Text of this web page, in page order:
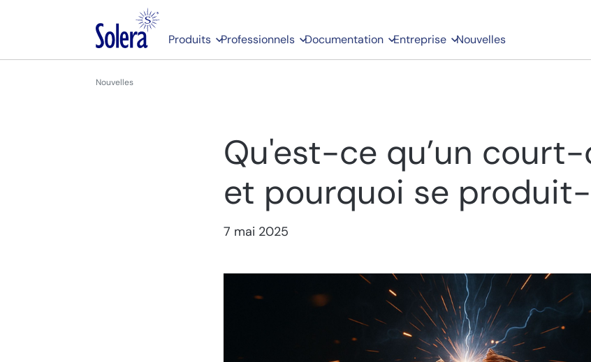
Produits Professionnels Documentation Entreprise Nouvelles
Nouvelles
Qu'est-ce qu’un
et pourquoi se
7 mai 2025